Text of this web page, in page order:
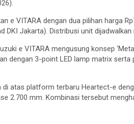
e VITARA dengan dua pilihan harga
DKI Jakarta). Distribusi unit dijadwalkan
e VITARA mengusung konsep
dengan 3-point LED lamp matrix
di atas platform terbaru Heartect-e
2.700 mm. Kombinasi tersebut